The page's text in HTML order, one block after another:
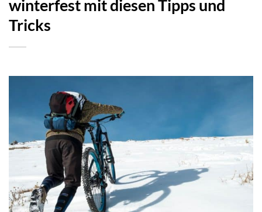
winterfest mit diesen Tipps und
Tricks